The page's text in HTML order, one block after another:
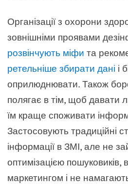
Організації з охорони
зовнішніми проявами
розвінчують міфи та
ретельніше збирати дані і
оприлюднювати. Також
полягає в тім, щоб давати
їм краще споживати
Застосовують традиційні
інформації в ЗМІ, але не
оптимізацією пошуковиків,
маркетингом і не